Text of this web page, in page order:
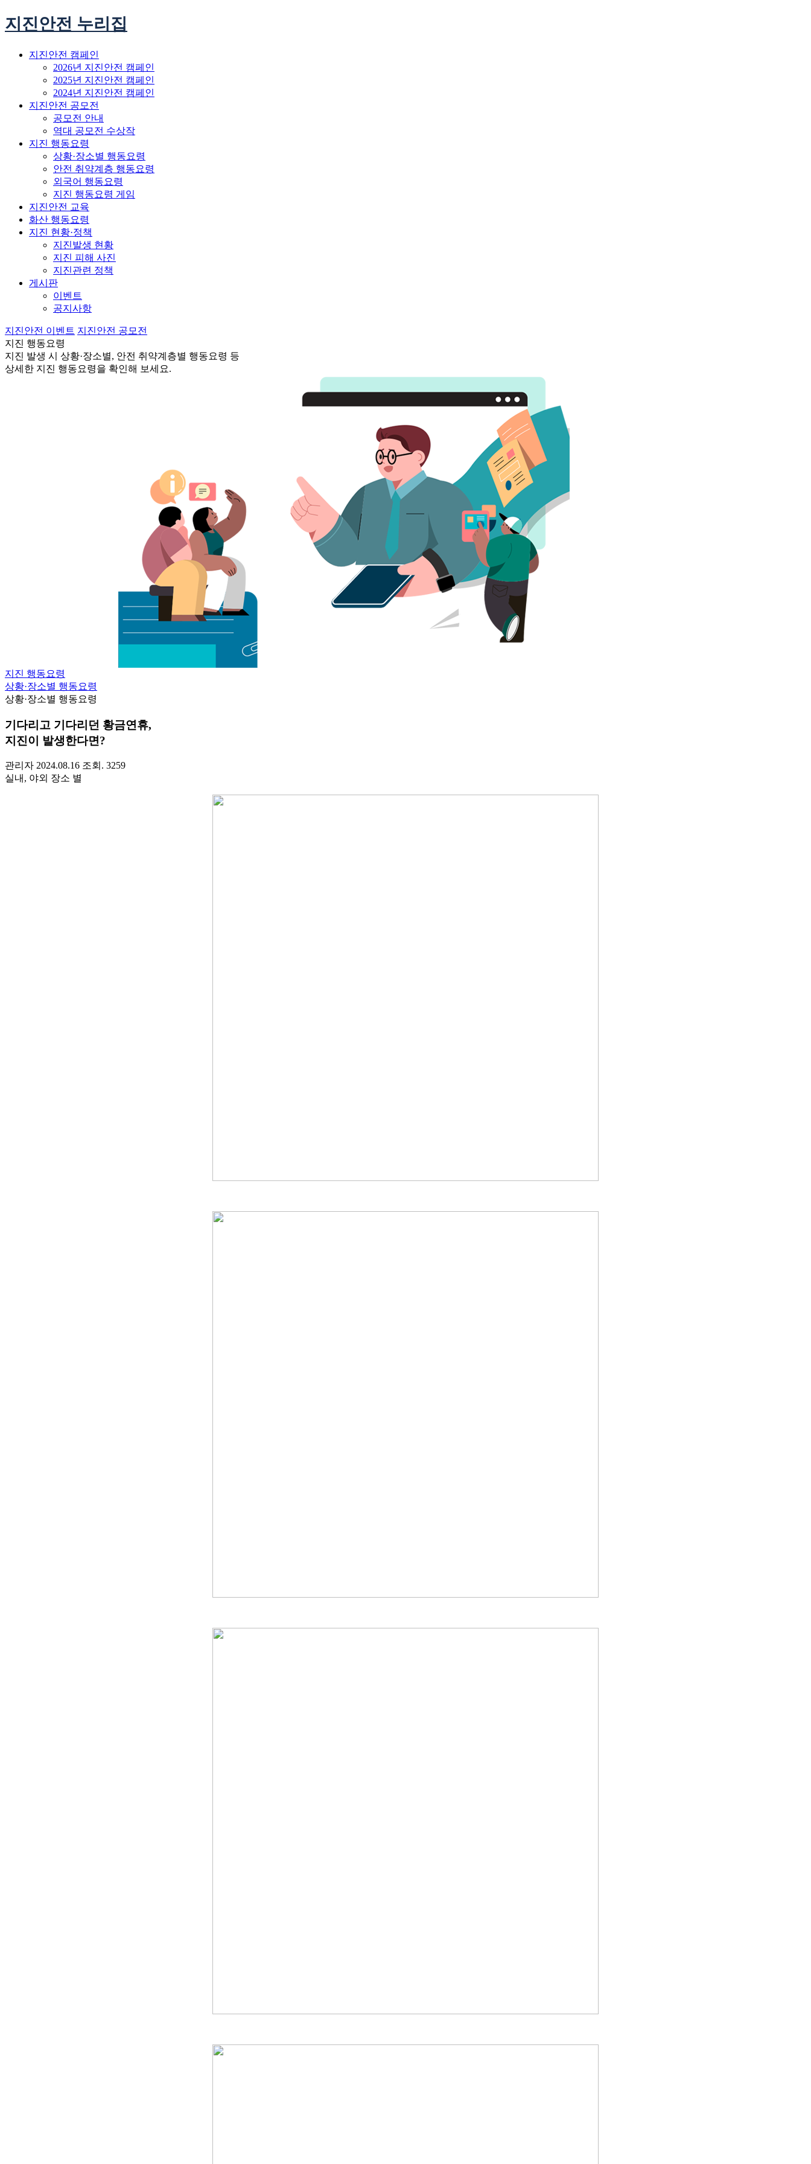
지진안전 누리집
지진안전 캠페인
2026년 지진안전 캠페인
2025년 지진안전 캠페인
2024년 지진안전 캠페인
지진안전 공모전
공모전 안내
역대 공모전 수상작
지진 행동요령
상황·장소별 행동요령
안전 취약계층 행동요령
외국어 행동요령
지진 행동요령 게임
지진안전 교육
화산 행동요령
지진 현황·정책
지진발생 현황
지진 피해 사진
지진관련 정책
게시판
이벤트
공지사항
지진안전 이벤트 지진안전 공모전
지진 행동요령
지진 발생 시 상황·장소별, 안전 취약계층별 행동요령 등
상세한 지진 행동요령을 확인해 보세요.
지진 행동요령
상황·장소별 행동요령
상황·장소별 행동요령
기다리고 기다리던 황금연휴,
지진이 발생한다면?
관리자 2024.08.16 조회. 3259
실내, 야외 장소 별